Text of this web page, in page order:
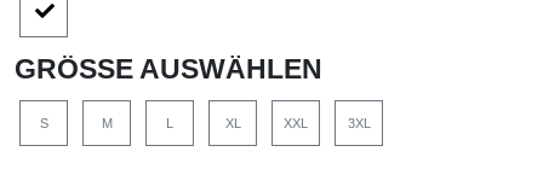
GRÖSSE AUSWÄHLEN
S M XL XXL 3XL